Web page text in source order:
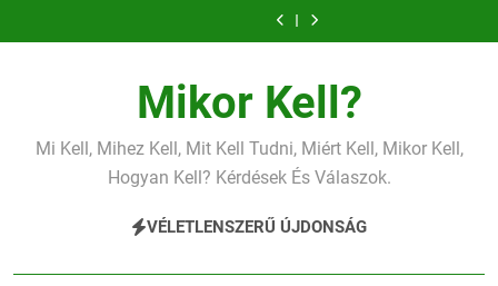
a
alacsony vas?
Mit jelent az
alacsony
Miért zsibbad a
Mit jelent az
vérnyomás?
kéz?Mikor Kell?
Mi Kell, Mihez Kell, Mit Kell Tudni, Miért Kell, Mikor Kell,
Hogyan Kell? Kérdések És Válaszok.
VÉLETLENSZERŰ ÚJDONSÁG